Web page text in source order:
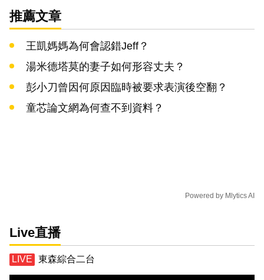
推薦文章
王凱媽媽為何會認錯Jeff？
湯米德塔莫的妻子如何形容丈夫？
彭小刀曾因何原因臨時被要求表演後空翻？
童芯論文網為何查不到資料？
Powered by Mlytics AI
Live直播
東森綜合二台